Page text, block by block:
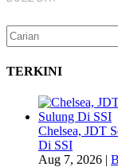
Search
TERKINI
Chelsea, JDT
Di SSI
Aug 7, 2026 |